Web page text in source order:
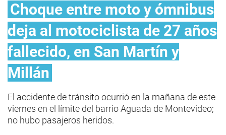
Choque entre moto y ómnibus
deja al motociclista de 27 años
fallecido, en San Martín y
Millán
El accidente de tránsito ocurrió en la mañana de este
viernes en el límite del barrio Aguada de Montevideo;
no hubo pasajeros heridos.